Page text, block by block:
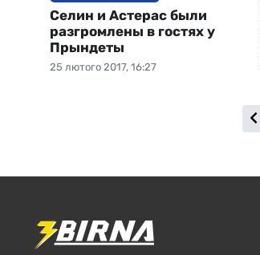
25 лютого 2017, 16:27
Селин и Астерас были
разгромлены в гостях у
Прындеты